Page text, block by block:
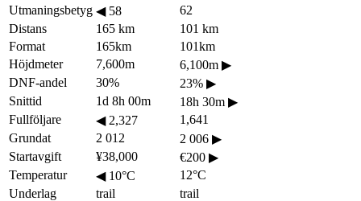
Utmaningsbetyg ◀58
62
Distans
165 km
101 km
Format
165km
101km
Höjdmeter
7,600m 6,100m ▶
DNF-andel
30% 23% ▶
Snittid
1d 8h 00m 18h 30m ▶
Fullföljare
◀2,327
1,641
Grundat
2 012 2 006 ▶
Startavgift
¥38,000 €200 ▶
Temperatur
◀10°C
12°C
Underlag
trail
trail